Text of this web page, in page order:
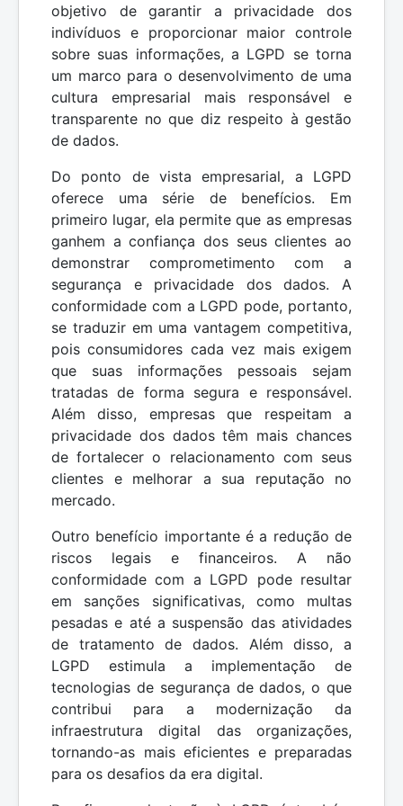
objetivo de garantir a privacidade dos
indivíduos e proporcionar maior controle
sobre suas informações, a LGPD se torna
um marco para o desenvolvimento de uma
cultura empresarial mais responsável e
transparente no que diz respeito à gestão
de dados.
Do ponto de vista empresarial, a LGPD
oferece uma série de benefícios. Em
primeiro lugar, ela permite que as empresas
ganhem a confiança dos seus clientes ao
demonstrar comprometimento com a
segurança e privacidade dos dados. A
conformidade com a LGPD pode, portanto,
se traduzir em uma vantagem competitiva,
pois consumidores cada vez mais exigem
que suas informações pessoais sejam
tratadas de forma segura e responsável.
Além disso, empresas que respeitam a
privacidade dos dados têm mais chances
de fortalecer o relacionamento com seus
clientes e melhorar a sua reputação no
mercado.
Outro benefício importante é a redução de
riscos legais e financeiros. A não
conformidade com a LGPD pode resultar
em sanções significativas, como multas
pesadas e até a suspensão das atividades
de tratamento de dados. Além disso, a
LGPD estimula a implementação de
tecnologias de segurança de dados, o que
contribui para a modernização da
infraestrutura digital das organizações,
tornando-as mais eficientes e preparadas
para os desafios da era digital.